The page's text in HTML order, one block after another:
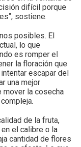
difícil porque
sostiene.
posibles. El
lo que
es romper el
la floración que
escapar del
una mejor
mover la cosecha
de la fruta,
el calibre o la
cantidad de flores